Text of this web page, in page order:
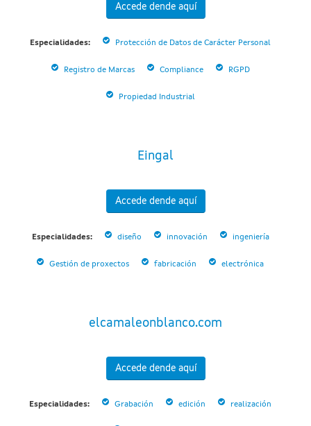
Accede dende aquí
Especialidades: Protección de Datos de Carácter Personal
Registro de Marcas Compliance RGPD
Propiedad Industrial
Eingal
Accede dende aquí
Especialidades: diseño innovación ingeniería
Gestión de proxectos fabricación electrónica
elcamaleonblanco.com
Accede dende aquí
Especialidades: Grabación edición realización